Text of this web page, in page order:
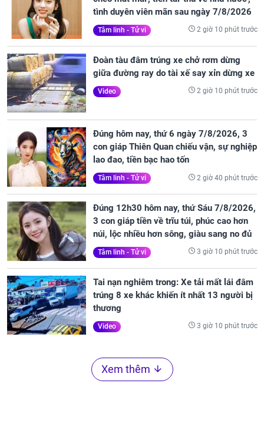
tình duyên viên mãn sau ngày 7/8/2026
Tâm linh - Tử vi 2 giờ 10 phút trước
Đoàn tàu đâm trúng xe chở rơm dừng
giữa đường ray do tài xế say xỉn dừng xe
Video 2 giờ 10 phút trước
Đúng hôm nay, thứ 6 ngày 7/8/2026, 3
con giáp Thiên Quan chiếu vận, sự nghiệp
lao đao, tiền bạc hao tốn
Tâm linh - Tử vi 2 giờ 40 phút trước
Đúng 12h30 hôm nay, thứ Sáu 7/8/2026,
3 con giáp tiền về trĩu túi, phúc cao hơn
núi, lộc nhiều hơn sông, giàu sang no đủ
Tâm linh - Tử vi 3 giờ 10 phút trước
Tai nạn nghiêm trong: Xe tải mất lái đâm
trúng 8 xe khác khiến ít nhất 13 người bị
thương
Video 3 giờ 10 phút trước
Xem thêm